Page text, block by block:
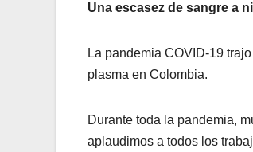
Una escasez de sangre a
La pandemia COVID-19
plasma en Colombia.
Durante toda la pandemia,
aplaudimos a todos los